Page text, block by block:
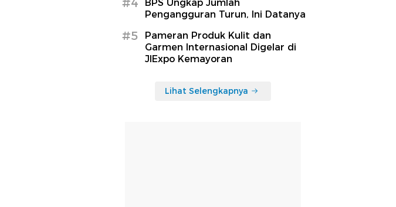
BPS Ungkap Jumlah
Pengangguran Turun, Ini Datanya
#5
Pameran Produk Kulit dan
Garmen Internasional Digelar di
JIExpo Kemayoran
Lihat Selengkapnya